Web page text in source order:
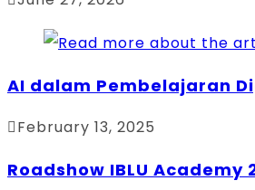
AI dalam Pembelajaran
February 13, 2025
Roadshow IBLU